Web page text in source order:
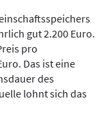
gut 2.200 Euro.
pro
Das ist eine
des
lohnt sich das